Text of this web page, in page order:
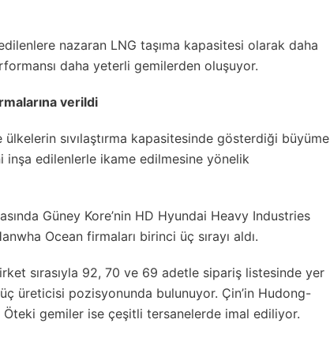
nazaran LNG taşıma kapasitesi olarak daha
daha yeterli gemilerden oluşuyor.
verildi
sıvılaştırma kapasitesinde gösterdiği büyüme
edilenlerle ikame edilmesine yönelik
Güney Kore’nin HD Hyundai Heavy Industries
Ocean firmaları birinci üç sırayı aldı.
sırasıyla 92, 70 ve 69 adetle sipariş listesinde yer
üreticisi pozisyonunda bulunuyor. Çin’in Hudong-
Öteki gemiler ise çeşitli tersanelerde imal ediliyor.